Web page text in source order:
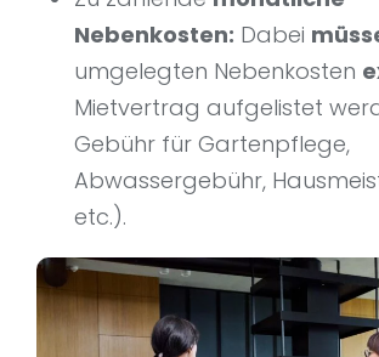
Nebenkosten: Dabei
umgelegten Nebenkosten
Mietvertrag aufgelistet
Gebühr für Gartenpflege,
Abwassergebühr,
etc.).